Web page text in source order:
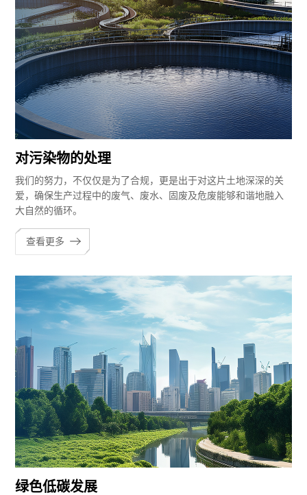
对污染物的处理
我们的努力，不仅仅是为了合规，更是出于对这片土地深深的关
爱，确保生产过程中的废气、废水、固废及危废能够和谐地融入
大自然的循环。
查看更多
绿色低碳发展